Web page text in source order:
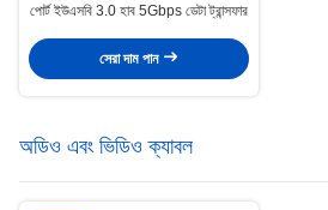
পোর্ট ইউএসবি 3.0 হাব 5Gbps ডেটা ট্রান্সফার
সেরা দাম পান
অডিও এবং ভিডিও ক্যাবল